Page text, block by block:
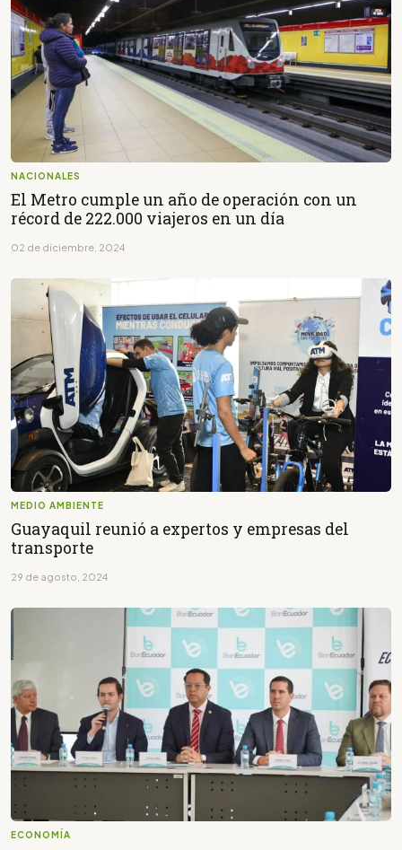
NACIONALES
El Metro cumple un año de operación con un
récord de 222.000 viajeros en un día
02 de diciembre, 2024
MEDIO AMBIENTE
Guayaquil reunió a expertos y empresas del
transporte
29 de agosto, 2024
ECONOMÍA